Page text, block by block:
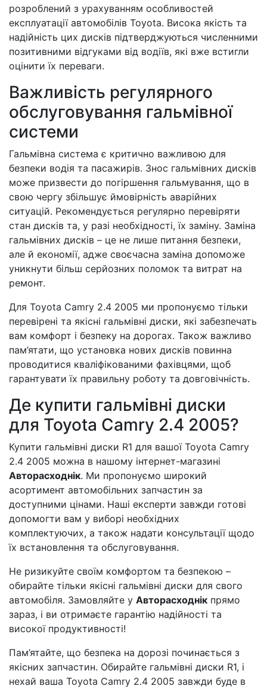
розроблений з урахуванням особливостей
експлуатації автомобілів Toyota. Висока якість та
надійність цих дисків підтверджуються численними
позитивними відгуками від водіїв, які вже встигли
оцінити їх переваги.
Важливість регулярного
обслуговування гальмівної
системи
Гальмівна система є критично важливою для
безпеки водія та пасажирів. Знос гальмівних дисків
може призвести до погіршення гальмування, що в
свою чергу збільшує ймовірність аварійних
ситуацій. Рекомендується регулярно перевіряти
стан дисків та, у разі необхідності, їх заміну. Заміна
гальмівних дисків – це не лише питання безпеки,
але й економії, адже своєчасна заміна допоможе
уникнути більш серйозних поломок та витрат на
ремонт.
Для Toyota Camry 2.4 2005 ми пропонуємо тільки
перевірені та якісні гальмівні диски, які забезпечать
вам комфорт і безпеку на дорогах. Також важливо
пам’ятати, що установка нових дисків повинна
проводитися кваліфікованими фахівцями, щоб
гарантувати їх правильну роботу та довговічність.
Де купити гальмівні диски
для Toyota Camry 2.4 2005?
Купити гальмівні диски R1 для вашої Toyota Camry
2.4 2005 можна в нашому інтернет-магазині
Авторасходнік. Ми пропонуємо широкий
асортимент автомобільних запчастин за
доступними цінами. Наші експерти завжди готові
допомогти вам у виборі необхідних
комплектуючих, а також надати консультації щодо
їх встановлення та обслуговування.
Не ризикуйте своїм комфортом та безпекою –
обирайте тільки якісні гальмівні диски для свого
автомобіля. Замовляйте у Авторасходнік прямо
зараз, і ви отримаєте гарантію надійності та
високої продуктивності!
Пам’ятайте, що безпека на дорозі починається з
якісних запчастин. Обирайте гальмівні диски R1, і
нехай ваша Toyota Camry 2.4 2005 завжди буде в